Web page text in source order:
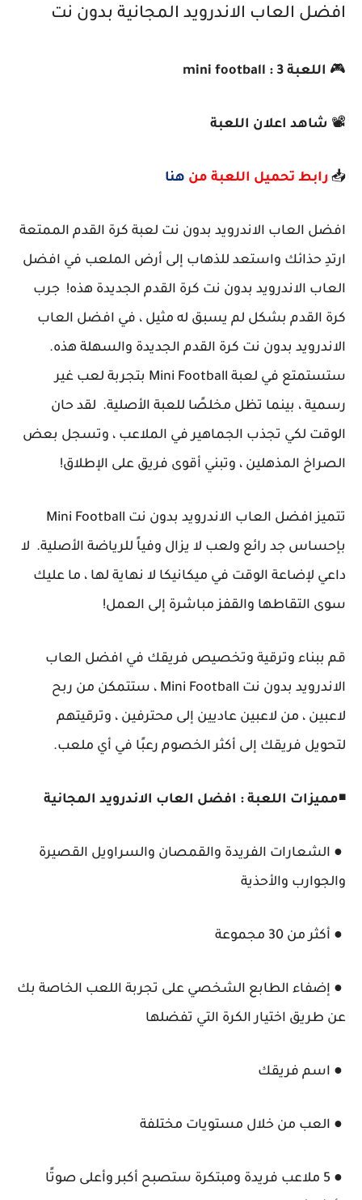
افضل العاب الاندرويد المجانية بدون نت
🎮 اللعبة 3 : mini football
📽️ شاهد اعلان اللعبة
📥 رابط تحميل اللعبة من هنا
افضل العاب الاندرويد بدون نت لعبة كرة القدم الممتعة
ارتدِ حذائك واستعد للذهاب إلى أرض الملعب في افضل
العاب الاندرويد بدون نت كرة القدم الجديدة هذه! جرب
كرة القدم بشكل لم يسبق له مثيل ، في افضل العاب
الاندرويد بدون نت كرة القدم الجديدة والسهلة هذه.
ستستمتع في لعبة Mini Football بتجربة لعب غير
رسمية ، بينما تظل مخلصًا للعبة الأصلية. لقد حان
الوقت لكي تجذب الجماهير في الملاعب ، وتسجل بعض
الصراخ المذهلين ، وتبني أقوى فريق على الإطلاق!
تتميز افضل العاب الاندرويد بدون نت Mini Football
بإحساس جد رائع ولعب لا يزال وفياً للرياضة الأصلية. لا
داعي لإضاعة الوقت في ميكانيكا لا نهاية لها ، ما عليك
سوى التقاطها والقفز مباشرة إلى العمل!
قم ببناء وترقية وتخصيص فريقك في افضل العاب
الاندرويد بدون نت Mini Football ، ستتمكن من ربح
لاعبين ، من لاعبين عاديين إلى محترفين ، وترقيتهم
لتحويل فريقك إلى أكثر الخصوم رعبًا في أي ملعب.
◾مميزات اللعبة : افضل العاب الاندرويد المجانية
● الشعارات الفريدة والقمصان والسراويل القصيرة
والجوارب والأحذية
● أكثر من 30 مجموعة
● إضفاء الطابع الشخصي على تجربة اللعب الخاصة بك
عن طريق اختيار الكرة التي تفضلها
● اسم فريقك
● العب من خلال مستويات مختلفة
● 5 ملاعب فريدة ومبتكرة ستصبح أكبر وأعلى صوتًا